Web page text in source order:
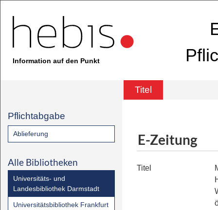
Information auf den Punkt
Titel
Pflichtabgabe
Ablieferung
Alle Bibliotheken
Universitäts- und
Landesbibliothek Darmstadt
Universitätsbibliothek Frankfurt
E-Zeitung
Titel